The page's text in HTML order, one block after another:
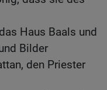
Haus Baals und
Bilder
den Priester